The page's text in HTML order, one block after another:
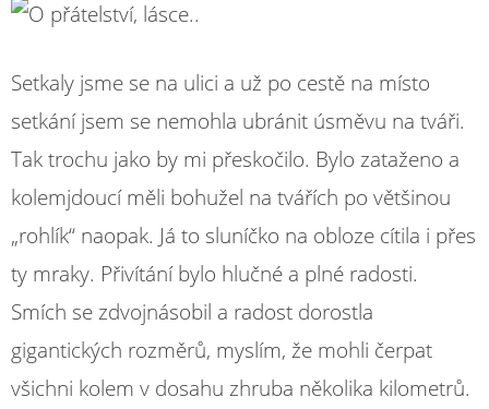
Setkaly jsme se na ulici a už po cestě na místo
setkání jsem se nemohla ubránit úsměvu na tváři.
Tak trochu jako by mi přeskočilo. Bylo zataženo a
kolemjdoucí měli bohužel na tvářích po většinou
„rohlík“ naopak. Já to sluníčko na obloze cítila i přes
ty mraky. Přivítání bylo hlučné a plné radosti.
Smích se zdvojnásobil a radost dorostla
gigantických rozměrů, myslím, že mohli čerpat
všichni kolem v dosahu zhruba několika kilometrů.